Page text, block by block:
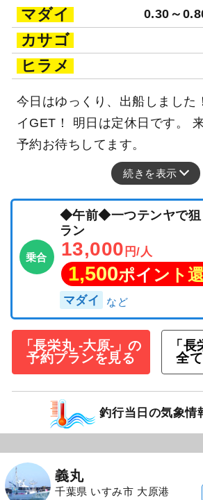
マダイ 0.30～
カサゴ
ヒラメ
今日はゆっくり、出船しました
イGET！ 明日は定休日です。
予約お待ちしてます。
続きを表示
乗合
◆午前◆一つテンヤで狙
ラン
13,000 円/人
1,500ポイント
マダイ
「長栄丸 -大原-」の
予約プランを見る
「
全
釣行当日の気象情
義丸
千葉県 いすみ市 大原港